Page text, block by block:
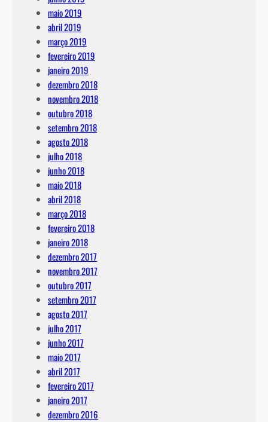
maio 2019
abril 2019
março 2019
fevereiro 2019
janeiro 2019
dezembro 2018
novembro 2018
outubro 2018
setembro 2018
agosto 2018
julho 2018
junho 2018
maio 2018
abril 2018
março 2018
fevereiro 2018
janeiro 2018
dezembro 2017
novembro 2017
outubro 2017
setembro 2017
agosto 2017
julho 2017
junho 2017
maio 2017
abril 2017
fevereiro 2017
janeiro 2017
dezembro 2016